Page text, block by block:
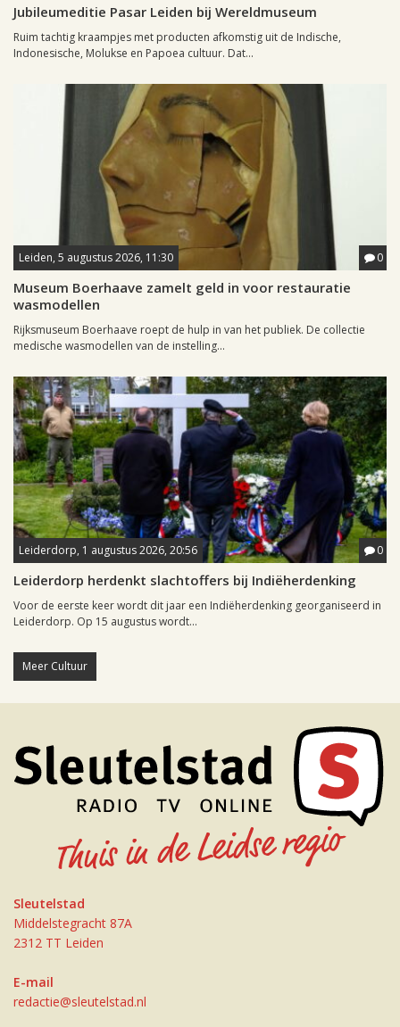
Jubileumeditie Pasar Leiden bij Wereldmuseum
Ruim tachtig kraampjes met producten afkomstig uit de Indische,
Indonesische, Molukse en Papoea cultuur. Dat...
Leiden, 5 augustus 2026, 11:30 0
Museum Boerhaave zamelt geld in voor restauratie
wasmodellen
Rijksmuseum Boerhaave roept de hulp in van het publiek. De collectie
medische wasmodellen van de instelling...
Leiderdorp, 1 augustus 2026, 20:56 0
Leiderdorp herdenkt slachtoffers bij Indiëherdenking
Voor de eerste keer wordt dit jaar een Indiëherdenking georganiseerd in
Leiderdorp. Op 15 augustus wordt...
Meer Cultuur
Sleutelstad
Middelstegracht 87A
2312 TT Leiden
E-mail
redactie@sleutelstad.nl